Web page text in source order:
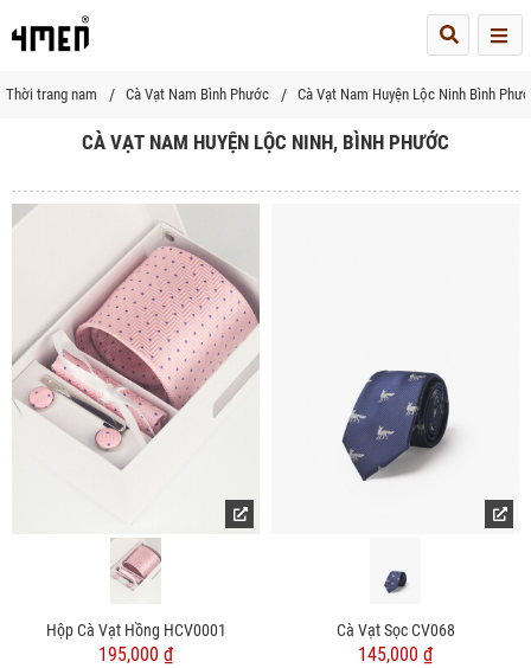
Thời trang nam Cà Vạt Nam Bình Phước Cà Vạt Nam Huyện Lộc Ninh Bình
CÀ VẠT NAM HUYỆN LỘC NINH, BÌNH PHƯỚC
Hộp Cà Vạt Hồng HCV0001
195,000 ₫
Cà Vạt Sọc CV068
145,000 ₫